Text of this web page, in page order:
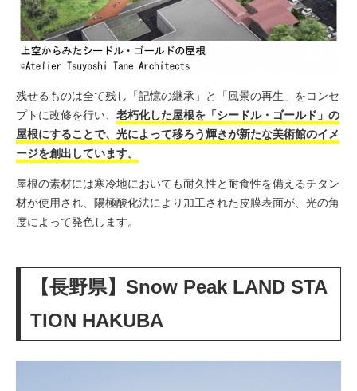
残せるものは全て残し「記憶の継承」と「風景の再生」をコンセ
プトに改修を行い、 老朽化した屋根を「シードル・ゴールド」の
屋根にすることで、光によって移ろう輝きが新たな美術館のイメ
ージを創出しています。
屋根の素材には寒冷地においても耐久性と耐食性を備えるチタン
材が使用され、陽極酸化法により加工された皮膜表面が、光の角
度によって発色します。
【長野県】Snow Peak LAND STA
TION HAKUBA